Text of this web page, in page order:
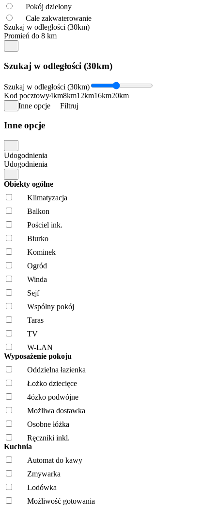
Pokój dzielony
Całe zakwaterowanie
Szukaj w odległości (30km)
Promień do 8 km
Szukaj w odległości (30km)
Szukaj w odległości (30km)
Kod pocztowy4km8km12km16km20km
Inne opcje
Filtruj
Inne opcje
Udogodnienia
Udogodnienia
Obiekty ogólne
Klimatyzacja
Balkon
Pościel ink.
Biurko
Kominek
Ogród
Winda
Sejf
Wspólny pokój
Taras
TV
W-LAN
Wyposażenie pokoju
Oddzielna łazienka
Łożko dziecięce
4ózko podwójne
Możliwa dostawka
Osobne łóżka
Ręczniki inkl.
Kuchnia
Automat do kawy
Zmywarka
Lodówka
Możliwość gotowania